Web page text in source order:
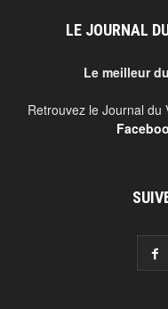
LE JOURNAL
Le meilleur
Retrouvez le Journal du